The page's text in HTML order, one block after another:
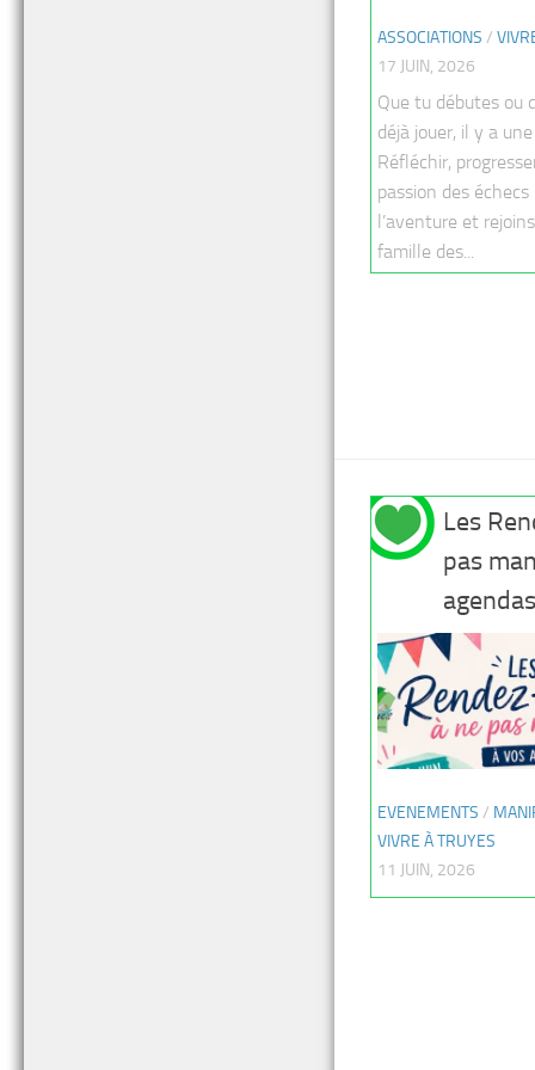
ASSOCIATIONS /
17 JUIN, 2026
Que tu débutes ou
déjà jouer, il y a
Réfléchir,
passion des
l’aventure et
famille des...
Les
pas
EVENEMENTS /
VIVRE À TRUYES
11 JUIN, 2026